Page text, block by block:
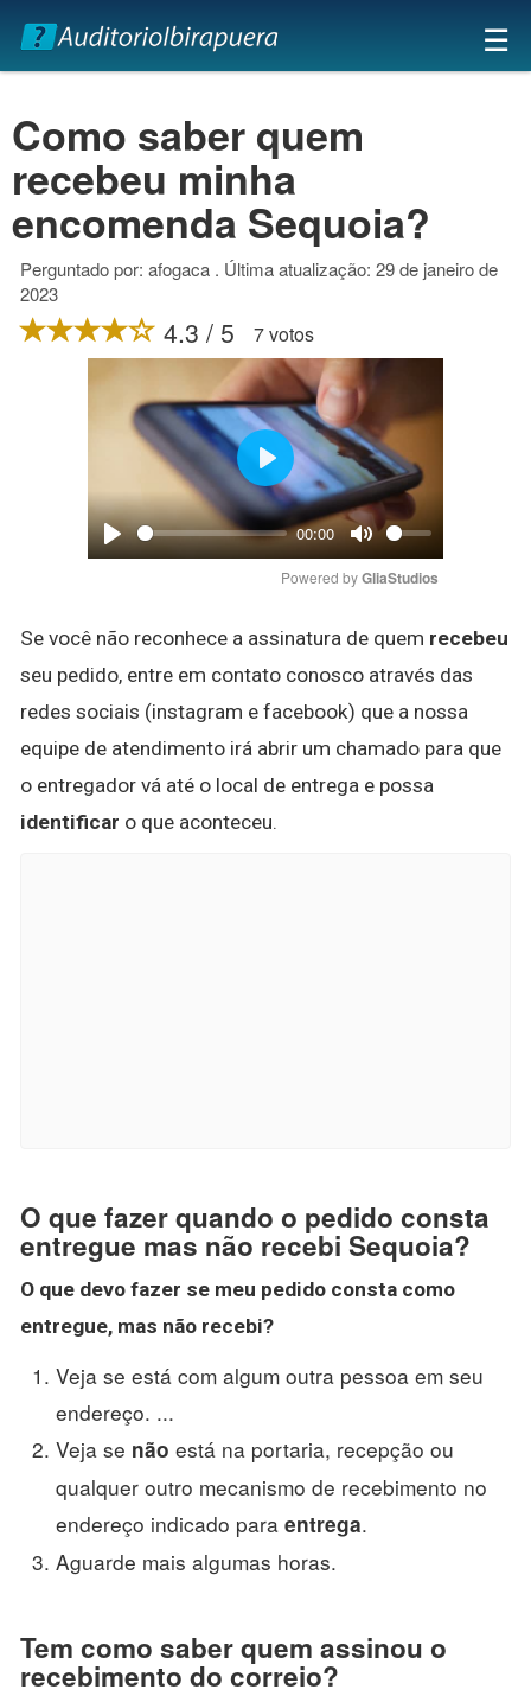
×
☰
Como saber quem
recebeu minha
encomenda Sequoia?
Perguntado por: afogaca . Última atualização: 29 de janeiro de
2023
4.3 / 5 7 votos
Play
00:00
Mute
Play
Powered by GliaStudios
Se você não reconhece a assinatura de quem recebeu
seu pedido, entre em contato conosco através das
redes sociais (instagram e facebook) que a nossa
equipe de atendimento irá abrir um chamado para que
o entregador vá até o local de entrega e possa
identificar o que aconteceu.
O que fazer quando o pedido consta
entregue mas não recebi Sequoia?
O que devo fazer se meu pedido consta como
entregue, mas não recebi?
Veja se está com algum outra pessoa em seu
endereço. ...
Veja se não está na portaria, recepção ou
qualquer outro mecanismo de recebimento no
endereço indicado para entrega.
Aguarde mais algumas horas.
Tem como saber quem assinou o
recebimento do correio?